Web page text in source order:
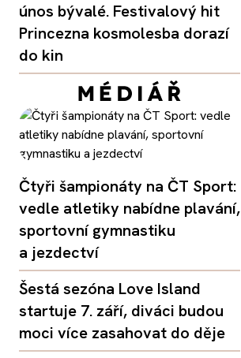
únos bývalé. Festivalový hit
Princezna kosmolesba dorazí
do kin
Čtyři šampionáty na ČT Sport:
vedle atletiky nabídne plavání,
sportovní gymnastiku
a jezdectví
Šestá sezóna Love Island
startuje 7. září, diváci budou
moci více zasahovat do děje